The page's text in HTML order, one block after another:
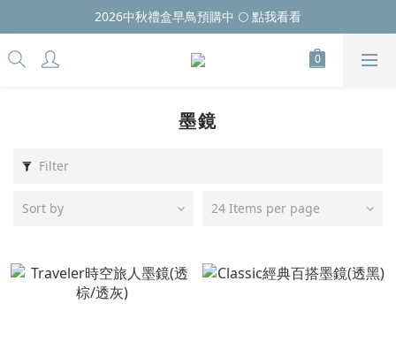
2026中秋禮盒早鳥預購中 🌕 點我看看
墨鏡
Filter
Sort by 24 Items per page